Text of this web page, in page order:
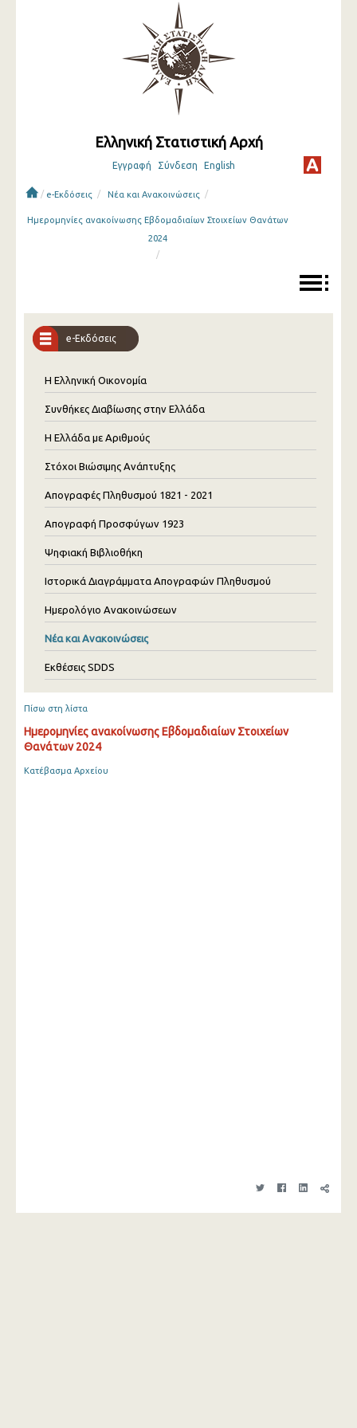
Ελληνική Στατιστική Αρχή
Εγγραφή Σύνδεση English
/ e-Εκδόσεις / Νέα και Ανακοινώσεις /
Ημερομηνίες ανακοίνωσης Εβδομαδιαίων Στοιχείων Θανάτων
2024
/
e-Εκδόσεις
Η Ελληνική Οικονομία
Συνθήκες Διαβίωσης στην Ελλάδα
Η Ελλάδα με Αριθμούς
Στόχοι Βιώσιμης Ανάπτυξης
Απογραφές Πληθυσμού 1821 - 2021
Απογραφή Προσφύγων 1923
Ψηφιακή Βιβλιοθήκη
Ιστορικά Διαγράμματα Απογραφών Πληθυσμού
Ημερολόγιο Ανακοινώσεων
Νέα και Ανακοινώσεις
Εκθέσεις SDDS
Πίσω στη λίστα
Ημερομηνίες ανακοίνωσης Εβδομαδιαίων Στοιχείων
Θανάτων 2024
Κατέβασμα Αρχείου